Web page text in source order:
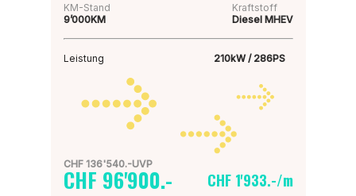
KM-Stand
9’000KM
Kraftstoff
Diesel MHEV
Leistung 210kW / 286PS
CHF 136'540.-UVP
CHF 96'900.- CHF 1'933.-/m